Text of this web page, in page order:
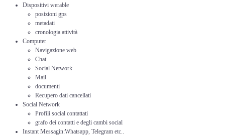
Copia/Acquisizione Forense
Bonifiche Digitali
Forensics Readiness
Incident Response
Copia/Acquisizione Forense Web
Dispositivi werable
posizioni gps
metadati
cronologia attività
Computer
Navigazione web
Chat
Social Network
Mail
documenti
Recupero dati cancellati
Social Network
Profili social contattati
grafo dei contatti e degli cambi social
Instant Messagin:Whatsapp, Telegram etc..